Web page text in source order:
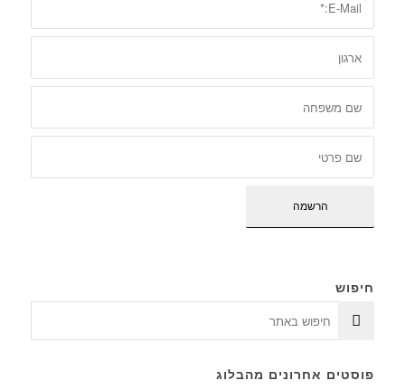
חיפוש
פוסטים אחרונים מהבלוג